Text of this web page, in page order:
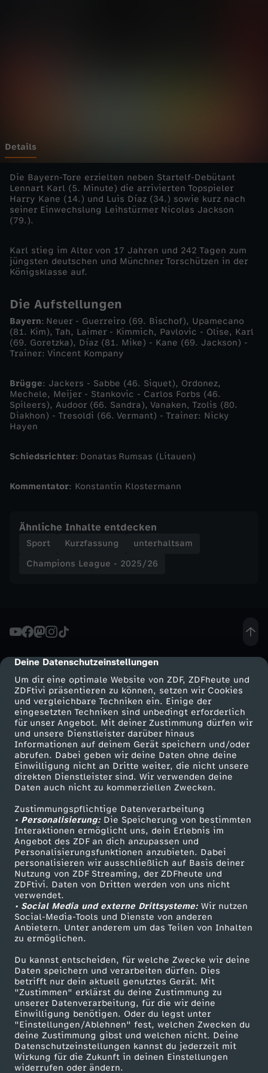
cmp-dialog-description
Deine Datenschutzeinstellungen
Um dir eine optimale Website von ZDF, ZDFheute und
ZDFtivi präsentieren zu können, setzen wir Cookies
und vergleichbare Techniken ein. Einige der
eingesetzten Techniken sind unbedingt erforderlich
für unser Angebot. Mit deiner Zustimmung dürfen wir
und unsere Dienstleister darüber hinaus
Informationen auf deinem Gerät speichern und/oder
abrufen. Dabei geben wir deine Daten ohne deine
Einwilligung nicht an Dritte weiter, die nicht unsere
direkten Dienstleister sind. Wir verwenden deine
Daten auch nicht zu kommerziellen Zwecken.
Zustimmungspflichtige Datenverarbeitung
• Personalisierung:Die Speicherung von bestimmten
Interaktionen ermöglicht uns, dein Erlebnis im
Angebot des ZDF an dich anzupassen und
Personalisierungsfunktionen anzubieten. Dabei
personalisieren wir ausschließlich auf Basis deiner
Nutzung von ZDF Streaming, der ZDFheute und
ZDFtivi. Daten von Dritten werden von uns nicht
verwendet.
• Social Media und externe Drittsysteme:Wir nutzen
Social-Media-Tools und Dienste von anderen
Anbietern. Unter anderem um das Teilen von Inhalten
zu ermöglichen.
Du kannst entscheiden, für welche Zwecke wir deine
Daten speichern und verarbeiten dürfen. Dies
betrifft nur dein aktuell genutztes Gerät. Mit
"Zustimmen" erklärst du deine Zustimmung zu
unserer Datenverarbeitung, für die wir deine
Einwilligung benötigen. Oder du legst unter
"Einstellungen/Ablehnen" fest, welchen Zwecken du
deine Zustimmung gibst und welchen nicht. Deine
Datenschutzeinstellungen kannst du jederzeit mit
Wirkung für die Zukunft in deinen Einstellungen
widerrufen oder ändern.
g
u
e
2
0
2
5
/
2
-
M
i
t
a
u
m
t
o
r
v
o
n
K
a
r
l
:
B
Details
Die Bayern-Tore erzielten neben Startelf-Debütant
Lennart Karl (5. Minute) die arrivierten Topspieler
Harry Kane (14.) und Luis Díaz (34.) sowie kurz nach
seiner Einwechslung Leihstürmer Nicolas Jackson
(79.).
Karl stieg im Alter von 17 Jahren und 242 Tagen zum
jüngsten deutschen und Münchner Torschützen in der
Königsklasse auf.
Die Aufstellungen
Bayern: Neuer - Guerreiro (69. Bischof), Upamecano
(81. Kim), Tah, Laimer - Kimmich, Pavlovic - Olise, Karl
(69. Goretzka), Díaz (81. Mike) - Kane (69. Jackson) -
Trainer: Vincent Kompany
Brügge: Jackers - Sabbe (46. Siquet), Ordonez,
Mechele, Meijer - Stankovic - Carlos Forbs (46.
Spileers), Audoor (66. Sandra), Vanaken, Tzolis (80.
Diakhon) - Tresoldi (66. Vermant) - Trainer: Nicky
Hayen
Schiedsrichter: Donatas Rumsas (Litauen)
Kommentator: Konstantin Klostermann
Ähnliche Inhalte entdecken
Sport Kurzfassung
unterhaltsam
Champions League - 2025/26
Mehr ZDF
ZDF-Apps
Smart TV
ZDFtext
Livestreams
Sendungen A-Z
TV-Programm
Service
ZDFmitreden
Kontakt zum ZDF
Tickets
Zuschauerservice
Hilfe
ZDF Unternehmen
Karriere
ZDF goes Schule
Werbefernsehen
Mainzelmännchen